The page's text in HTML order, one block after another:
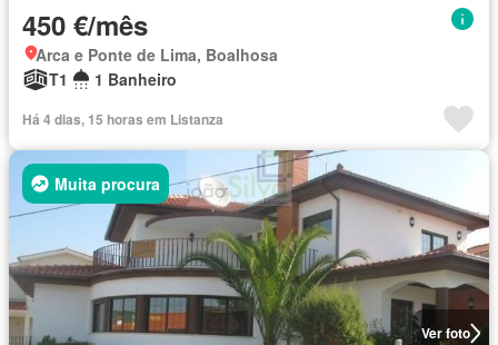
450 €/mês
Arca e Ponte de Lima, Boalhosa
T1
1 Banheiro
Há 4 dias, 15 horas em Listanza
Ver foto
Muita procura